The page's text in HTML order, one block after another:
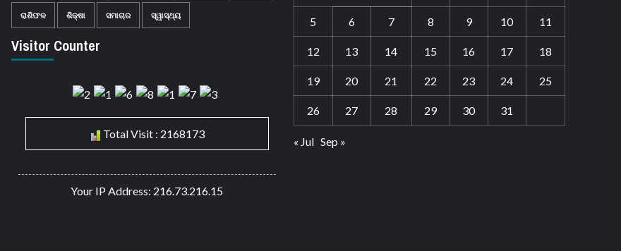
ରାଶିଫଳ ଶିକ୍ଷା ସମାଚାର ସ୍ୱାସ୍ଥ୍ୟ
Visitor Counter
Total Visit : 2168173
Your IP Address: 216.73.216.15
5 6 7 8 9 10 11
12 13 14 15 16 17 18
19 20 21 22 23 24 25
26 27 28 29 30 31
« Jul Sep »